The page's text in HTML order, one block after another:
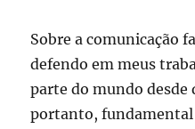
Sobre a comunicação
defendo em meus
parte do mundo desde
portanto, fundamental